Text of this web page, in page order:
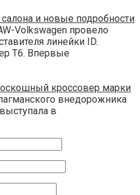
и новые подробности
Volkswagen провело
линейки ID.
T6. Впервые
кроссовер марки
внедорожника
в